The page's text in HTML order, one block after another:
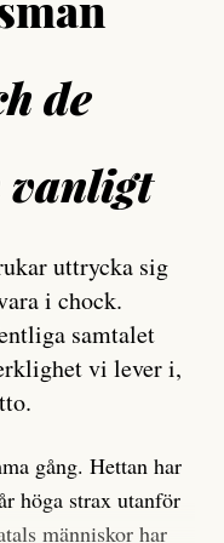
de
vanligt
uttrycka sig
i chock.
samtalet
vi lever i,
gång. Hettan har
höga strax utanför
människor har